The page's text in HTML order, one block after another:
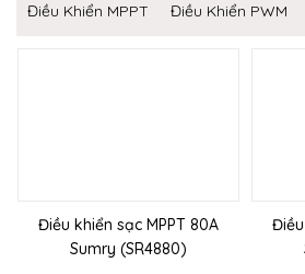
Điều Khiển MPPT Điều Khiển PWM
Điều khiển sạc MPPT 80A
Sumry (SR4880)